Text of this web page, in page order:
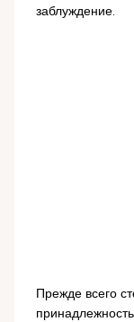
заблуждение.
Прежде всего